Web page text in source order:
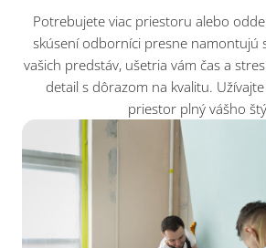
Potrebujete viac priestoru alebo
skúsení odborníci presne namontujú
vašich predstáv, ušetria vám čas a
detail s dôrazom na kvalitu.
priestor plný vášho